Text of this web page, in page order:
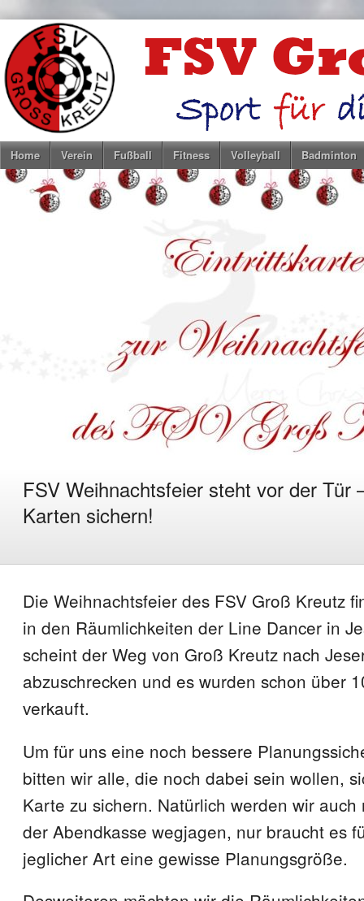
Home Verein Fußball Fitness Volleyball Badminton
FSV Weihnachtsfeier steht vor der Tür
Karten sichern!
Die Weihnachtsfeier des FSV Groß Kreutz
in den Räumlichkeiten der Line Dancer in
scheint der Weg von Groß Kreutz nach
abzuschrecken und es wurden schon über
verkauft.
Um für uns eine noch bessere
bitten wir alle, die noch dabei sein wollen,
Karte zu sichern. Natürlich werden wir
der Abendkasse wegjagen, nur braucht es
jeglicher Art eine gewisse Planungsgröße.